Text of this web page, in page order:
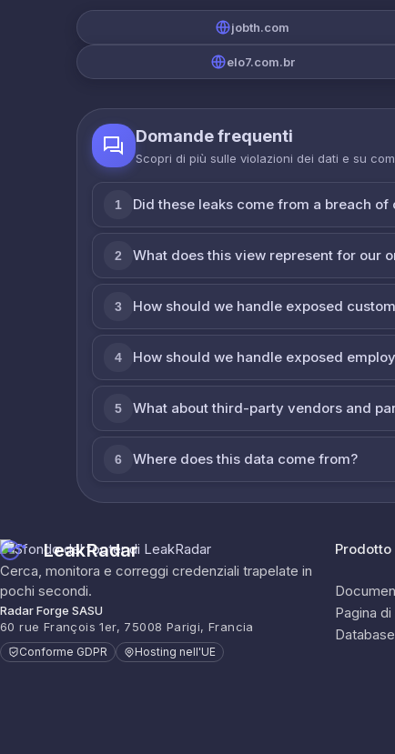
jobth.com
elo7.com.br
Domande frequenti
Scopri di più sulle violazioni dei dati e su
1 Did these leaks come from a breach of
2 What does this view represent for our
3 How should we handle exposed
4 How should we handle exposed
5 What about third-party vendors and
6 Where does this data come from?
LeakRadar
Cerca, monitora e correggi credenziali trapelate in
pochi secondi.
Radar Forge SASU
60 rue François 1er, 75008 Parigi, Francia
Conforme GDPR Hosting nell'UE
Prodotto
Pagina